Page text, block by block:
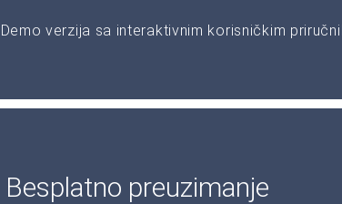
Demo verzija sa interaktivnim korisničkim
Besplatno preuzimanje